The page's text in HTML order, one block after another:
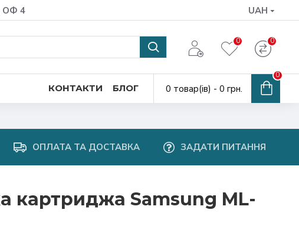
ОФ 4 UAH
0 0
КОНТАКТИ БЛОГ 0 товар(ів) - 0 грн.
0
ОПЛАТА ТА ДОСТАВКА ЗАДАТИ ПИТАННЯ
картриджа Samsung ML-